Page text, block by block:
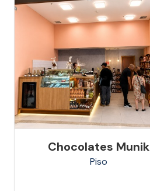
Chocolates Munik
Piso